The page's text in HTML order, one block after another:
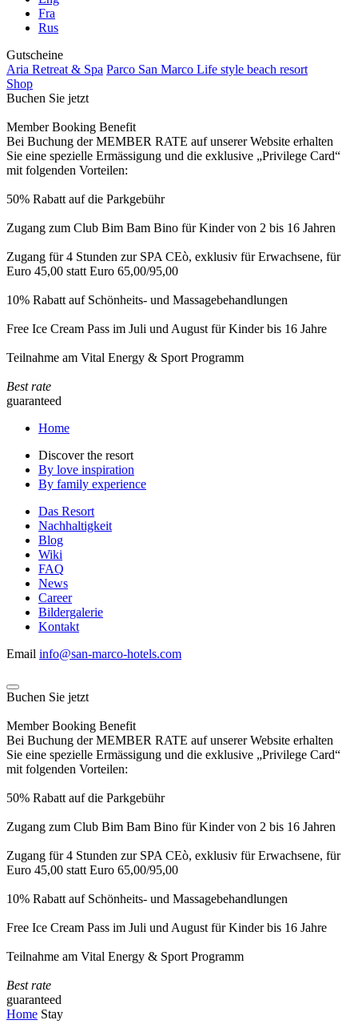
Fra
Rus
Gutscheine
Aria Retreat & Spa Parco San Marco Life style beach resort
Shop
Buchen Sie jetzt
Member Booking Benefit
Bei Buchung der MEMBER RATE auf unserer Website erhalten
Sie eine spezielle Ermässigung und die exklusive „Privilege Card“
mit folgenden Vorteilen:
50% Rabatt auf die Parkgebühr
Zugang zum Club Bim Bam Bino für Kinder von 2 bis 16 Jahren
Zugang für 4 Stunden zur SPA CEò, exklusiv für Erwachsene, für
Euro 45,00 statt Euro 65,00/95,00
10% Rabatt auf Schönheits- und Massagebehandlungen
Free Ice Cream Pass im Juli und August für Kinder bis 16 Jahre
Teilnahme am Vital Energy & Sport Programm
Best rate
guaranteed
Home
Discover the resort
By love inspiration
By family experience
Das Resort
Nachhaltigkeit
Blog
Wiki
FAQ
News
Career
Bildergalerie
Kontakt
Email info@san-marco-hotels.com
Buchen Sie jetzt
Member Booking Benefit
Bei Buchung der MEMBER RATE auf unserer Website erhalten
Sie eine spezielle Ermässigung und die exklusive „Privilege Card“
mit folgenden Vorteilen:
50% Rabatt auf die Parkgebühr
Zugang zum Club Bim Bam Bino für Kinder von 2 bis 16 Jahren
Zugang für 4 Stunden zur SPA CEò, exklusiv für Erwachsene, für
Euro 45,00 statt Euro 65,00/95,00
10% Rabatt auf Schönheits- und Massagebehandlungen
Free Ice Cream Pass im Juli und August für Kinder bis 16 Jahre
Teilnahme am Vital Energy & Sport Programm
Best rate
guaranteed
Home Stay